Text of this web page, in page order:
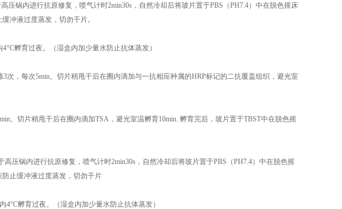
锅内进行抗原修复，喷气计时2min30s，自然冷却后将玻片置于PBS（PH7.4）中在脱色摇床
冲液过度蒸发，切勿干片。
孵育过夜。（湿盒内加少量水防止抗体蒸发）
次，每次5min。切片稍甩干后在圈内滴加与一抗相应种属的HRP标记的二抗覆盖组织，避光室
。切片稍甩干后在圈内滴加TSA，避光室温孵育10min. 孵育完后，玻片置于TBST中在脱色摇
压锅内进行抗原修复，喷气计时2min30s，自然冷却后将玻片置于PBS（PH7.4）中在脱色摇
止缓冲液过度蒸发，切勿干片
孵育过夜。（湿盒内加少量水防止抗体蒸发）